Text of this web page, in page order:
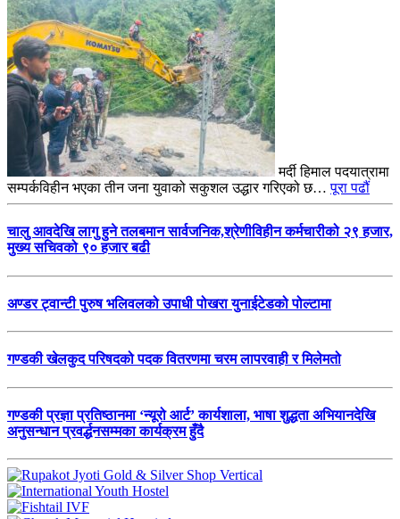
मर्दी हिमाल पदयात्रामा
सम्पर्कविहीन भएका तीन जना युवाको सकुशल उद्धार गरिएको छ…पूरा पढौं
चालु आवदेखि लागु हुने तलबमान सार्वजनिक,श्रेणीविहीन कर्मचारीको २९ हजार,
मुख्य सचिवको ९० हजार बढी
अण्डर ट्वान्टी पुरुष भलिवलको उपाधी पोखरा युनाईटेडको पोल्टामा
गण्डकी खेलकुद परिषदको पदक वितरणमा चरम लापरवाही र मिलेमतो
गण्डकी प्रज्ञा प्रतिष्ठानमा ‘न्यूरो आर्ट’ कार्यशाला, भाषा शुद्धता अभियानदेखि
अनुसन्धान प्रवर्द्धनसम्मका कार्यक्रम हुँदै